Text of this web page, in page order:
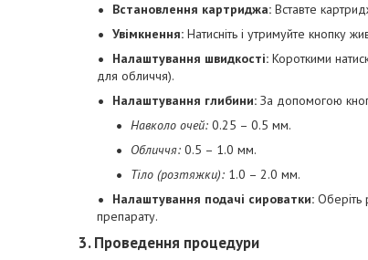
Встановлення картриджа: Вставте
Увімкнення: Натисніть і утримуйте кнопку
Налаштування швидкості: Короткими
для обличчя).
Налаштування глибини: За допомогою
Навколо очей: 0.25 – 0.5 мм.
Обличчя: 0.5 – 1.0 мм.
Тіло (розтяжки): 1.0 – 2.0 мм.
Налаштування подачі сироватки: Оберіть
препарату.
3. Проведення процедури